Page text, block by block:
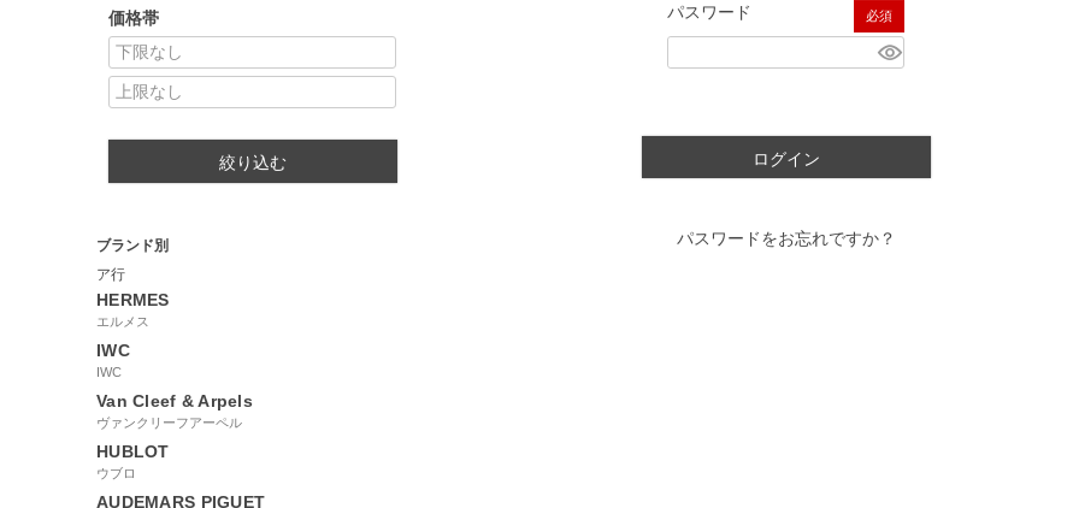
価格帯
絞り込む
ブランド別
ア行
HERMES
エルメス
IWC
IWC
Van Cleef & Arpels
ヴァンクリーフアーペル
HUBLOT
ウブロ
AUDEMARS PIGUET
パスワード
(必須)
ログイン
パスワードをお忘れですか？